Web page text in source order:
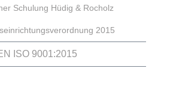
Schulung Hüdig & Rocholz
2015
ISO 9001:2015